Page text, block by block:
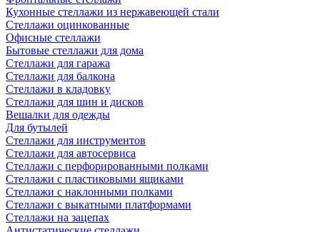
Кухонные стеллажи из нержавеющей стали
Стеллажи оцинкованные
Офисные стеллажи
Бытовые стеллажи для дома
Стеллажи для гаража
Стеллажи для балкона
Стеллажи в кладовку
Стеллажи для шин и дисков
Вешалки для одежды
Для бутылей
Стеллажи для инструментов
Стеллажи для автосервиса
Стеллажи с перфорированными полками
Стеллажи с пластиковыми ящиками
Стеллажи с наклонными полками
Стеллажи с выкатными платформами
Стеллажи на зацепах